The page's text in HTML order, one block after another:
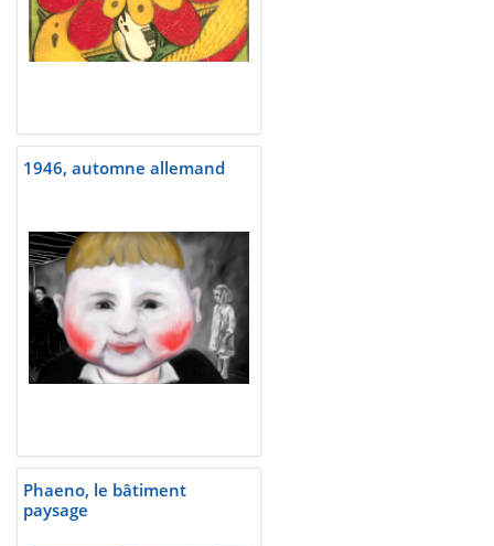
1946, automne allemand
Phaeno, le bâtiment
paysage